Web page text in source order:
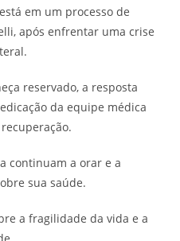
está em um processo de
após enfrentar uma crise
reservado, a resposta
da equipe médica
continuam a orar e a
sua saúde.
a fragilidade da vida e a